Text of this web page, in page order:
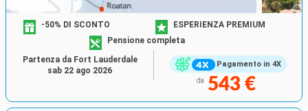
Pagamento in 4X
-50% DI SCONTO
ESPERIENZA PREMIUM
Pensione completa
da 543 €
Partenza da Fort Lauderdale
sab 22 ago 2026